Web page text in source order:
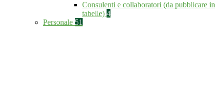
Consulenti e collaboratori (da pubblicare in
tabelle) 4
Personale 51